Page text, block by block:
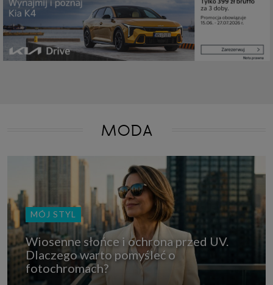
które przeglądarka wysyła do serwera przy każdorazowym wejściu na
stronę z tego urządzenia, podczas gdy odwiedzasz strony w Internecie.
Szczegółową informację na temat plików cookie i ich funkcjonowania
znajdziesz
pod tym linkiem
. Pod tym linkiem znajdziesz także informację
o tym jak zmienić ustawienia przeglądarki, aby ograniczyć lub wyłączyć
funkcjonowanie plików cookies itp. oraz jak usunąć takie pliki z Twojego
urządzenia.
chwili wycofać (cofnięcie zgody oczywiście nie uchyli zgodności z prawem
2. Masz również prawo żądania dostępu do Twoich danych osobowych, ich
sprostowania, usunięcia lub ograniczenia przetwarzania, prawo do
przeniesienia danych, wyrażenia sprzeciwu wobec przetwarzania danych
oraz prawo do wniesienia skargi do organu nadzorczego, którym w Polsce
jest Prezes Urzędu Ochrony Danych Osobowych.
Pod tym adresem
znajdziesz dodatkowe informacje dotyczące przetwarzania danych i
Twoich uprawnień.
MODA
MÓJ STYL
Wiosenne słońce i ochrona przed UV.
Dlaczego warto pomyśleć o
fotochromach?